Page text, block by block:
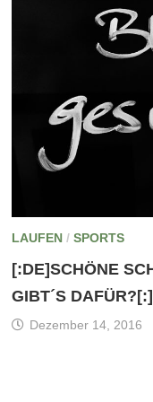
LAUFEN/ SPORTS
[:DE]SCHÖNE
GIBT´S DAFÜR?[:]
Dezember 14, 2016